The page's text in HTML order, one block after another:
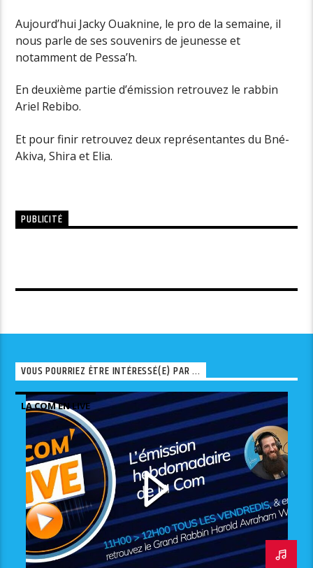
Aujourd’hui Jacky Ouaknine, le pro de la semaine, il
nous parle de ses souvenirs de jeunesse et
notamment de Pessa’h.
En deuxième partie d’émission retrouvez le rabbin
Ariel Rebibo.
Et pour finir retrouvez deux représentantes du Bné-
Akiva, Shira et Elia.
PUBLICITÉ
VOUS POURRIEZ ÊTRE INTÉRESSÉ(E) PAR ...
LA COM EN LIVE